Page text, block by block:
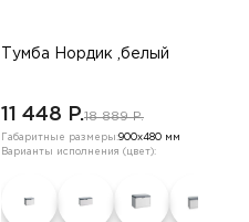
Тумба Нордик ,белый
11 448 P.18 889 P.
Габаритные размеры:900х480 мм
Варианты исполнения (цвет):